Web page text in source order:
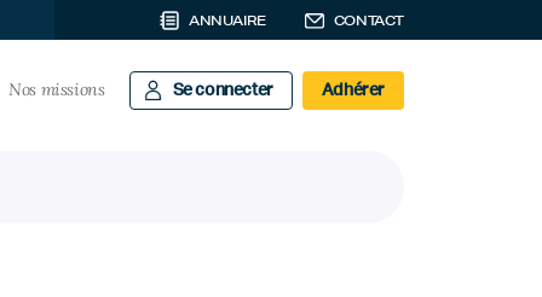
ANNUAIRE CONTACT
Nos missions Se connecter Adhérer